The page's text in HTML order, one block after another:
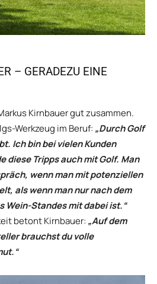
– GERADEZU EINE
Kirnbauer gut zusammen.
Werkzeug im Beruf: „Durch Golf
Ich bin bei vielen Kunden
diese Tripps auch mit Golf. Man
wenn man mit potenziellen
als wenn man nur nach dem
Wein-Standes mit dabei ist.“
betont Kirnbauer: „Auf dem
brauchst du volle